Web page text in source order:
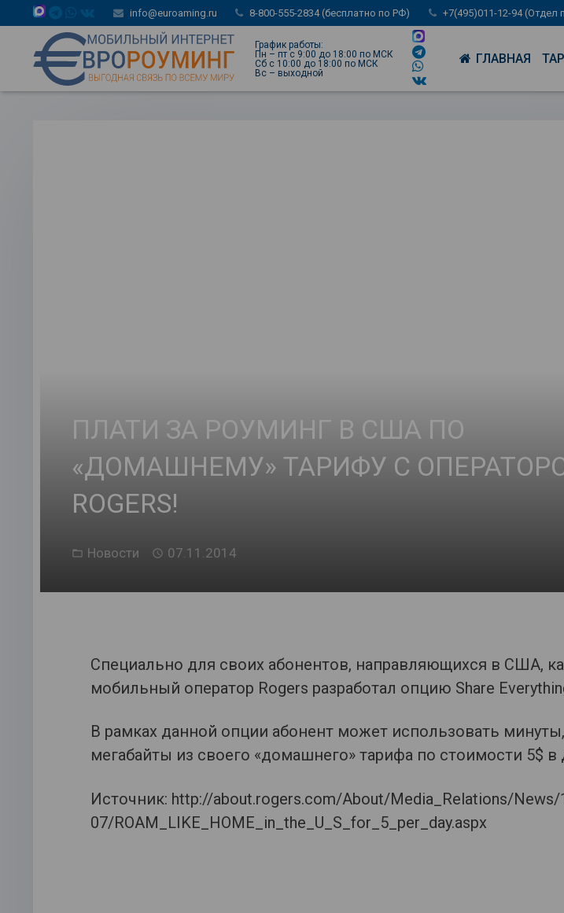
info@euroaming.ru 8-800-555-2834 (бесплатно по РФ) +7(495)011-12-94 (Отдел
График работы:
Пн – пт с 9:00 до 18:00 по МСК
Сб с 10:00 до 18:00 по МСК
Вс – выходной
ГЛАВНАЯ
ПЛАТИ ЗА РОУМИНГ В США ПО
«ДОМАШНЕМУ» ТАРИФУ С
ROGERS!
Новости 07.11.2014
Специально для своих абонентов, направляющихся в США,
мобильный оператор Rogers разработал опцию Share
В рамках данной опции абонент может использовать
мегабайты из своего «домашнего» тарифа по стоимости 5$ в
Источник: http://about.rogers.com/About/Media_Relations/News/
07/ROAM_LIKE_HOME_in_the_U_S_for_5_per_day.aspx